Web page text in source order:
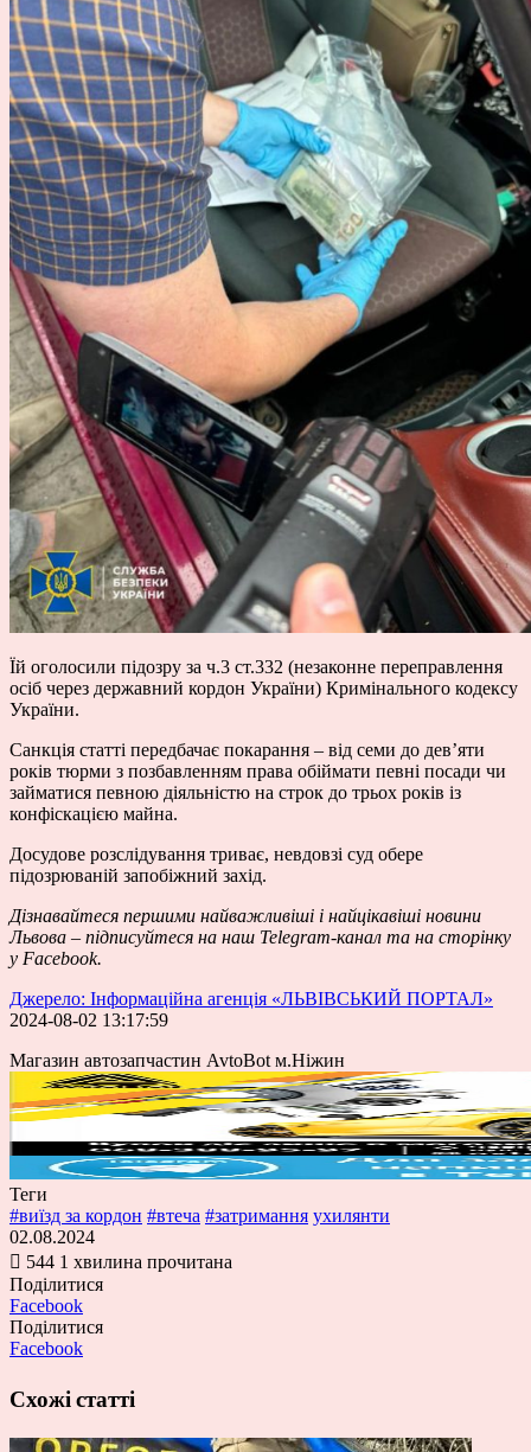
Їй оголосили підозру за ч.3 ст.332 (незаконне переправлення
осіб через державний кордон України) Кримінального кодексу
України.
Санкція статті передбачає покарання – від семи до дев’яти
років тюрми з позбавленням права обіймати певні посади чи
займатися певною діяльністю на строк до трьох років із
конфіскацією майна.
Досудове розслідування триває, невдовзі суд обере
підозрюваній запобіжний захід.
Дізнавайтеся першими найважливіші і найцікавіші новини
Львова – підписуйтеся на наш Telegram-канал та на сторінку
у Facebook.
Джерело: Інформаційна агенція «ЛЬВІВСЬКИЙ ПОРТАЛ»
2024-08-02 13:17:59
Магазин автозапчастин AvtoBot м.Ніжин
Теги
#виїзд за кордон #втеча #затримання ухилянти
02.08.2024
544 1 хвилина прочитана
Поділитися
Facebook
Поділитися
Facebook
Схожі статті